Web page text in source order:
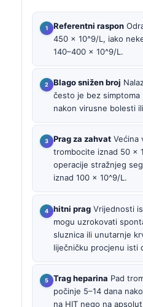
Referentni raspon
450 × 10^9/L, iako
140–400 × 10^9/L.
Blago snižen broj
često je bez simptoma
nakon virusne bolesti
Prag za zahvat Većina
trombocite iznad 50 ×
operacije stražnjeg
iznad 100 × 10^9/L.
hitni prag Vrijednosti
mogu uzrokovati
sluznica ili unutarnje
liječničku procjenu isti
Trag heparina Pad
počinje 5–14 dana
na HIT nego na